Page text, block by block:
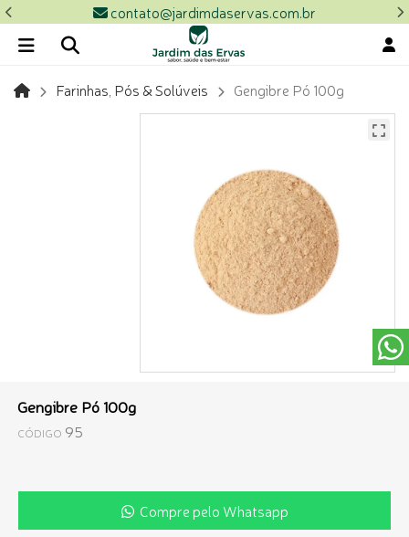
contato@jardimdaservas.com.br
Farinhas, Pós & Solúveis Gengibre Pó 100g
Gengibre Pó 100g
CÓDIGO 95
Compre pelo Whatsapp